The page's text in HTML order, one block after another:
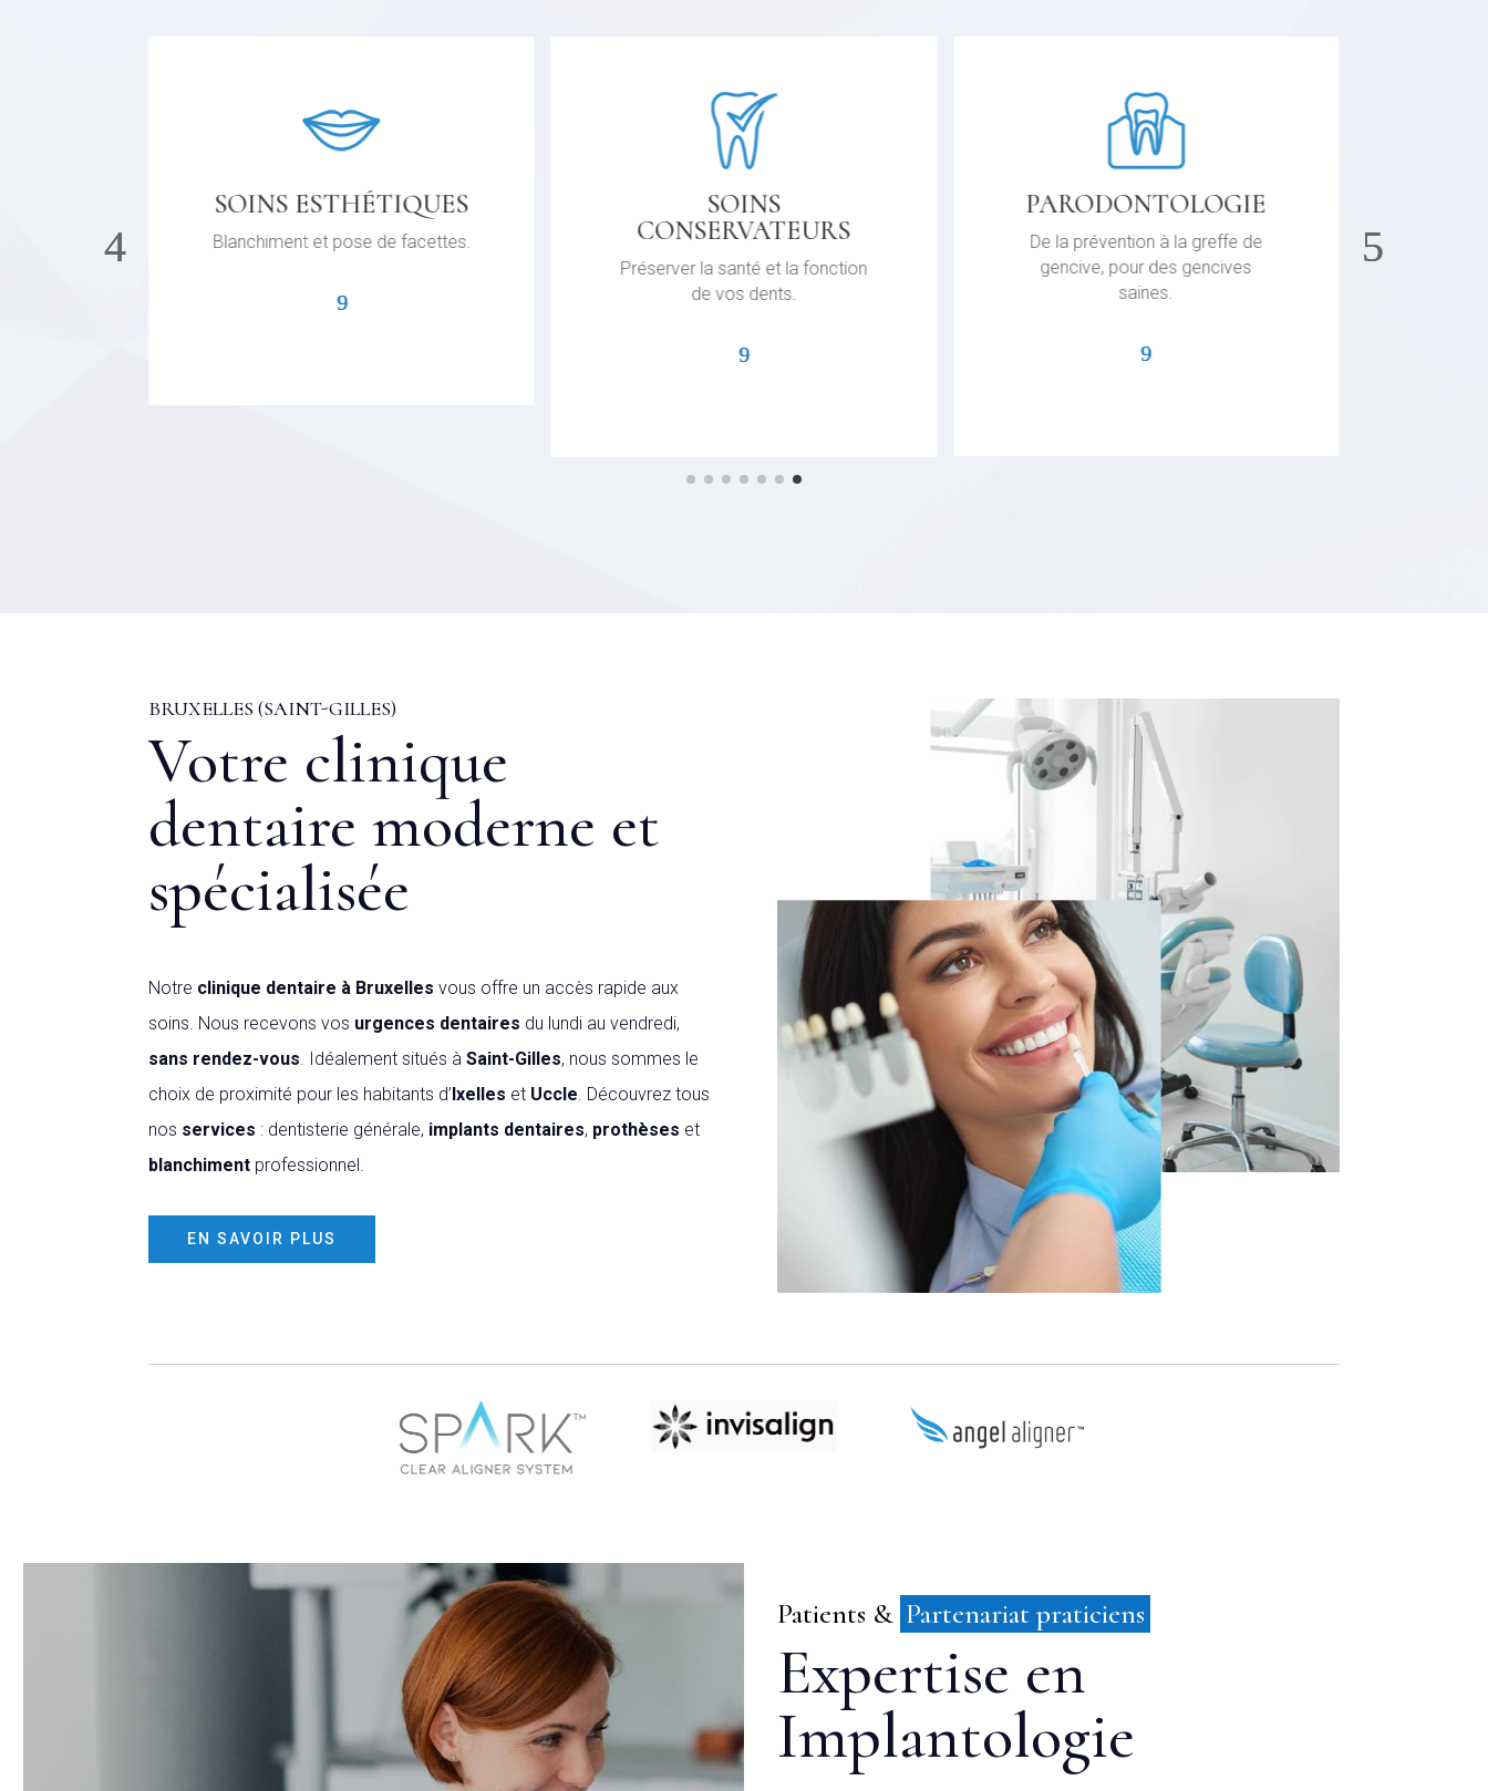
SOINS ESTHÉTIQUES
Blanchiment et pose de facettes.
SOINS
CONSERVATEURS
Préserver la santé et la fonction
de vos dents.
PARODONTOLOGIE
De la prévention à la greffe de
gencive, pour des gencives
saines.
BRUXELLES (SAINT-GILLES)
Votre clinique
dentaire moderne et
spécialisée
Notre clinique dentaire à Bruxelles vous offre un accès rapide aux
soins. Nous recevons vos urgences dentaires du lundi au vendredi,
sans rendez-vous. Idéalement situés àSaint-Gilles, nous sommes le
choix de proximité pour les habitants d’Ixelles et Uccle. Découvrez tous
nos services : dentisterie générale, implants dentaires, prothèses et
blanchiment professionnel.
EN SAVOIR PLUS
Patients & Partenariat praticiens
Expertise en
Implantologie